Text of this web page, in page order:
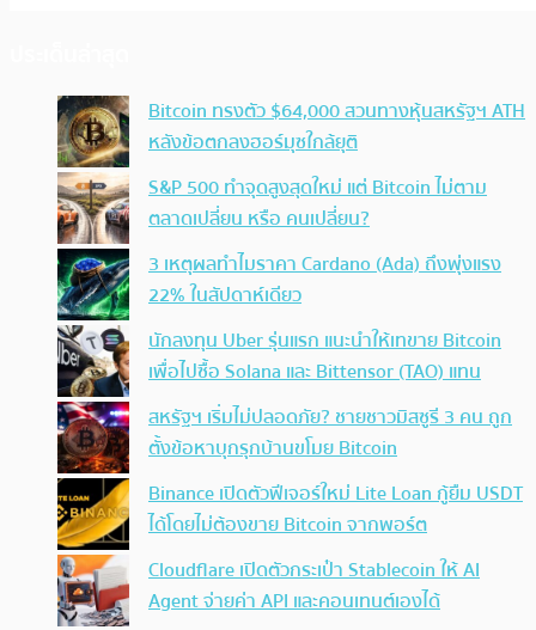
Bitcoin ทรงตัว $64,000 สวนทางหุ้นสหรัฐฯ ATH
หลังข้อตกลงฮอร์มุซใกล้ยุติ
S&P 500 ทำจุดสูงสุดใหม่ แต่ Bitcoin ไม่ตาม
ตลาดเปลี่ยน หรือ คนเปลี่ยน?
3 เหตุผลทำไมราคา Cardano (Ada) ถึงพุ่งแรง
22% ในสัปดาห์เดียว
นักลงทุน Uber รุ่นแรก แนะนำให้เทขาย Bitcoin
เพื่อไปซื้อ Solana และ Bittensor (TAO) แทน
สหรัฐฯ เริ่มไม่ปลอดภัย? ชายชาวมิสซูรี 3 คน ถูก
ตั้งข้อหาบุกรุกบ้านขโมย Bitcoin
Binance เปิดตัวฟีเจอร์ใหม่ Lite Loan กู้ยืม USDT
ได้โดยไม่ต้องขาย Bitcoin จากพอร์ต
Cloudflare เปิดตัวกระเป๋า Stablecoin ให้ AI
Agent จ่ายค่า API และคอนเทนต์เองได้